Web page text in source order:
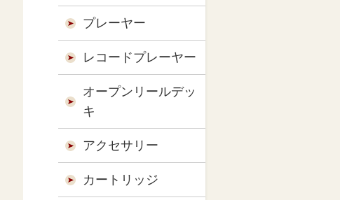
プレーヤー
レコードプレーヤー
オープンリールデッ
キ
アクセサリー
カートリッジ